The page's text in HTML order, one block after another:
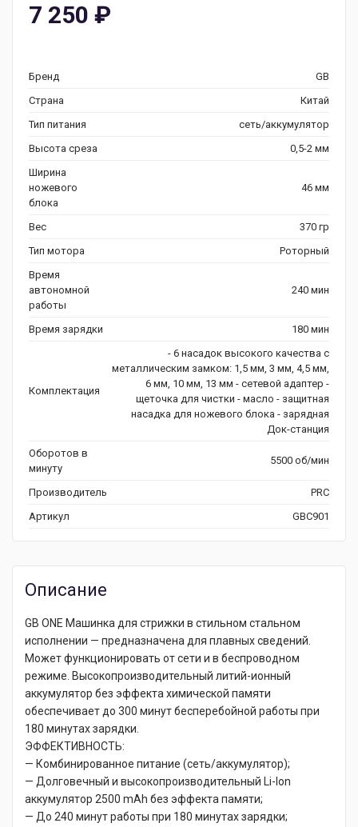
7 250 ₽
Бренд
GB
Страна
Китай
Тип питания
сеть/аккумулятор
Высота среза
0,5-2 мм
Ширина
ножевого
блока
46 мм
Вес
370 гр
Тип мотора
Роторный
Время
автономной
работы
240 мин
Время зарядки 180 мин
Комплектация
- 6 насадок высокого качества с
металлическим замком: 1,5 мм, 3 мм, 4,5 мм,
6 мм, 10 мм, 13 мм - сетевой адаптер -
щеточка для чистки - масло - защитная
насадка для ножевого блока - зарядная
Док-станция
Оборотов в
минуту
5500 об/мин
Производитель
PRC
Артикул
GBC901
Описание
GB ONE Машинка для стрижки в стильном стальном
исполнении — предназначена для плавных сведений.
Может функционировать от сети и в беспроводном
режиме. Высокопроизводительный литий-ионный
аккумулятор без эффекта химической памяти
обеспечивает до 300 минут бесперебойной работы при
180 минутах зарядки.
ЭФФЕКТИВНОСТЬ:
— Комбинированное питание (сеть/аккумулятор);
— Долговечный и высокопроизводительный Li-Ion
аккумулятор 2500 mAh без эффекта памяти;
— До 240 минут работы при 180 минутах зарядки;